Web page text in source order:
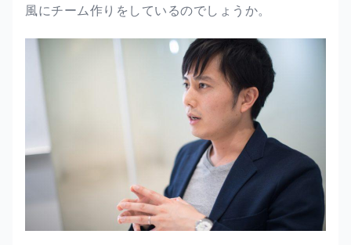
風にチーム作りをしているのでしょうか。